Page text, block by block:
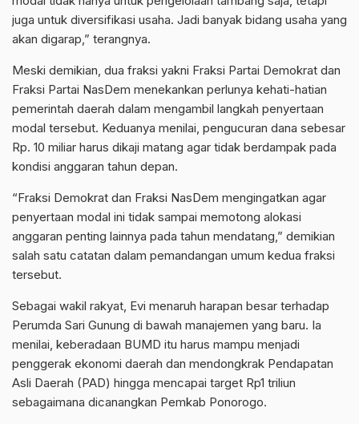
juga untuk diversifikasi usaha. Jadi banyak bidang usaha yang
akan digarap,” terangnya.
Meski demikian, dua fraksi yakni Fraksi Partai Demokrat dan
Fraksi Partai NasDem menekankan perlunya kehati-hatian
pemerintah daerah dalam mengambil langkah penyertaan
modal tersebut. Keduanya menilai, pengucuran dana sebesar
Rp. 10 miliar harus dikaji matang agar tidak berdampak pada
kondisi anggaran tahun depan.
“Fraksi Demokrat dan Fraksi NasDem mengingatkan agar
penyertaan modal ini tidak sampai memotong alokasi
anggaran penting lainnya pada tahun mendatang,” demikian
salah satu catatan dalam pemandangan umum kedua fraksi
tersebut.
Sebagai wakil rakyat, Evi menaruh harapan besar terhadap
Perumda Sari Gunung di bawah manajemen yang baru. Ia
menilai, keberadaan BUMD itu harus mampu menjadi
penggerak ekonomi daerah dan mendongkrak Pendapatan
Asli Daerah (PAD) hingga mencapai target Rp1 triliun
sebagaimana dicanangkan Pemkab Ponorogo.